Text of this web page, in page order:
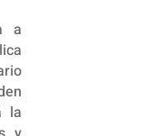
a
la